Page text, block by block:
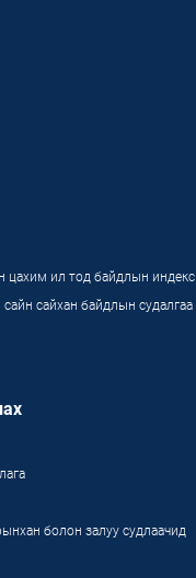
цахим ил тод байдлын индекс
сайхан байдлын судалгаа
болон залуу судлаачид